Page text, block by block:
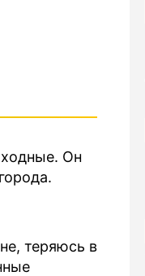
Он
теряюсь в